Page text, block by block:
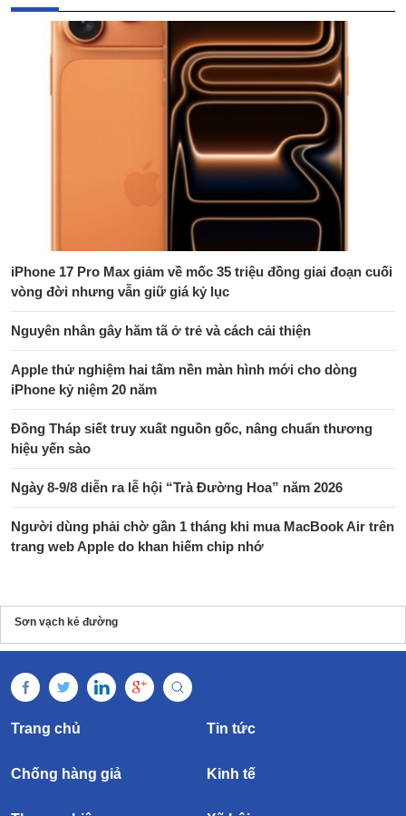
iPhone 17 Pro Max giảm về mốc 35 triệu đồng giai đoạn cuối
vòng đời nhưng vẫn giữ giá kỷ lục
Nguyên nhân gây hăm tã ở trẻ và cách cải thiện
Apple thử nghiệm hai tấm nền màn hình mới cho dòng
iPhone kỷ niệm 20 năm
Đồng Tháp siết truy xuất nguồn gốc, nâng chuẩn thương
hiệu yến sào
Ngày 8-9/8 diễn ra lễ hội “Trà Đường Hoa” năm 2026
Người dùng phải chờ gần 1 tháng khi mua MacBook Air trên
trang web Apple do khan hiếm chip nhớ
Sơn vạch kẻ đường
Trang chủ Tin tức
Chống hàng giả Kinh tế